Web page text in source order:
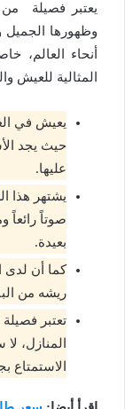
يعتبر فصيلة من
وظهورها الجميل
أنحاء العالم،
المثالية للعيش
يعيش في
حيث يجد
عليها.
يشتهر هذا
صوتاً رائعاً
بعيدة.
كما أن لدى
ريشه من
تعتبر
المنازل،
الاستمتاع